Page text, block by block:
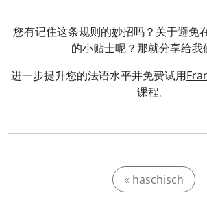
您有记住这条规则的妙招吗？关于避免
的小贴士呢？那就分享给我
进一步提升您的法语水平并免费试用
课程。
« haschisch